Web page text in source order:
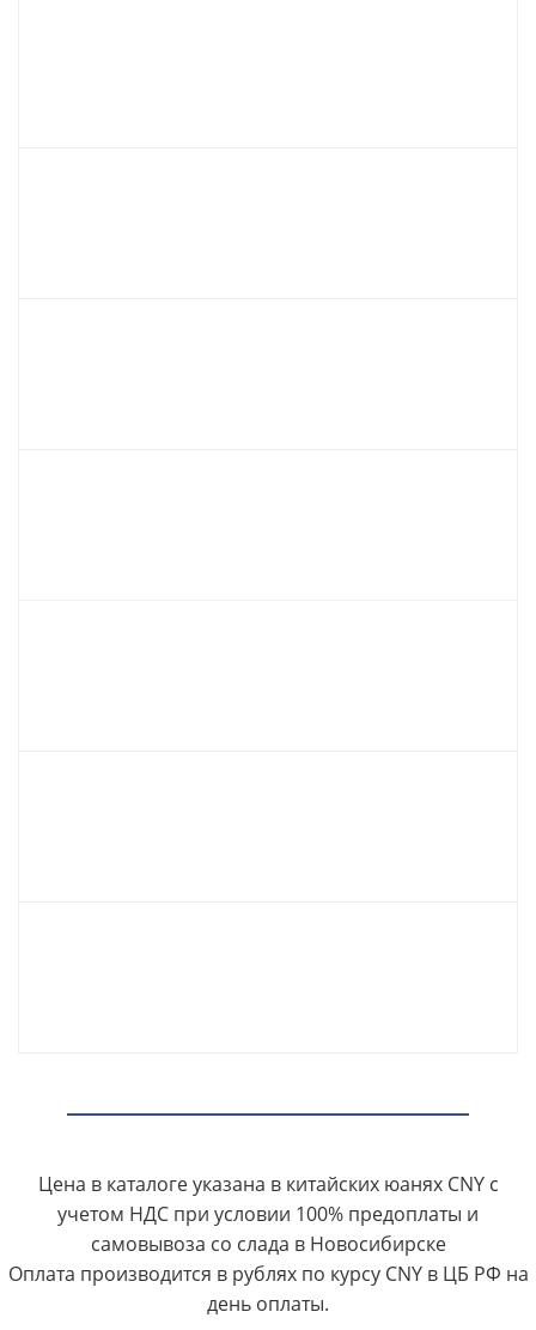
Цена в каталоге указана в китайских юанях CNY с
учетом НДС при условии 100% предоплаты и
самовывоза со слада в Новосибирске
Оплата производится в рублях по курсу CNY в ЦБ РФ на
день оплаты.